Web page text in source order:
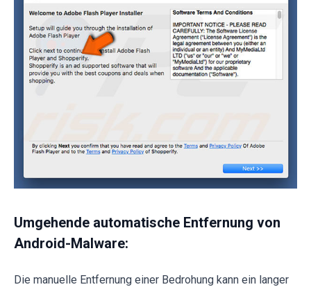
Umgehende automatische Entfernung von
Android-Malware:
Die manuelle Entfernung einer Bedrohung kann ein langer